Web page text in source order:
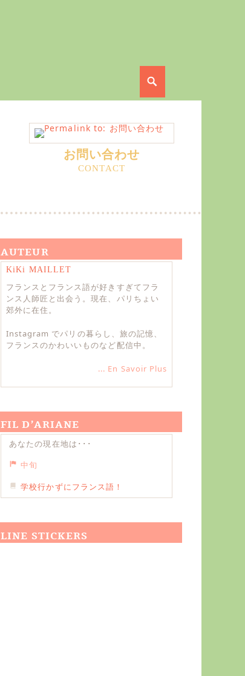
お問い合わせ
AUTEUR
KiKi MAILLET
フランスとフランス語が好きすぎてフラ
ンス人師匠と出会う。現在、パリちょい
郊外に在住。
Instagram でパリの暮らし、旅の記憶、
フランスのかわいいものなど配信中。
... En Savoir Plus
FIL D’ARIANE
あなたの現在地は･･･
中旬
学校行かずにフランス語！
LINE STICKERS